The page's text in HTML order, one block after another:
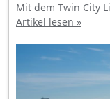
Mit dem Twin City
Artikel lesen »